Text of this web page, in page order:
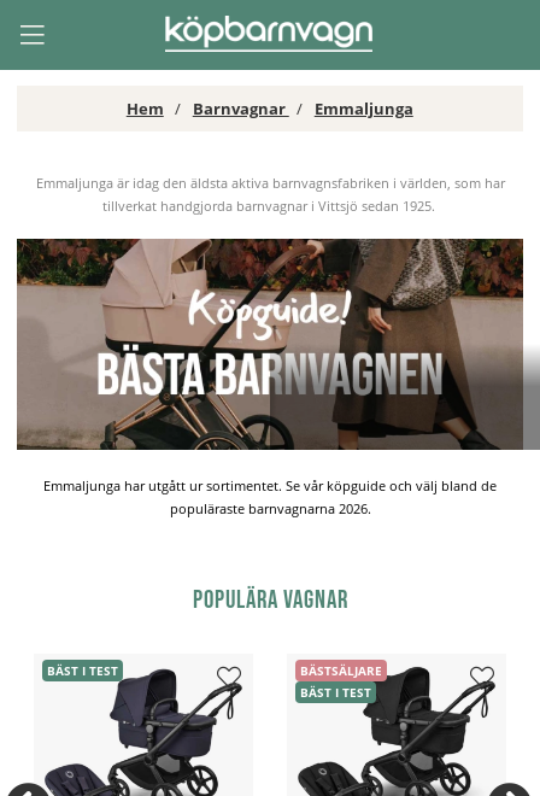
Hem Barnvagnar Emmaljunga
Emmaljunga är idag den äldsta aktiva barnvagnsfabriken i världen, som har
tillverkat handgjorda barnvagnar i Vittsjö sedan 1925.
Emmaljunga har utgått ur sortimentet. Se vår köpguide och välj bland de
populäraste barnvagnarna 2026.
Populära vagnar
BÄST I TEST
BÄSTSÄLJARE
BÄST I TEST